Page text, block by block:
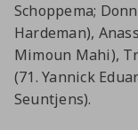
Schoppema;
Hardeman),
Mimoun Mahi),
(71. Yannick
Seuntjens).